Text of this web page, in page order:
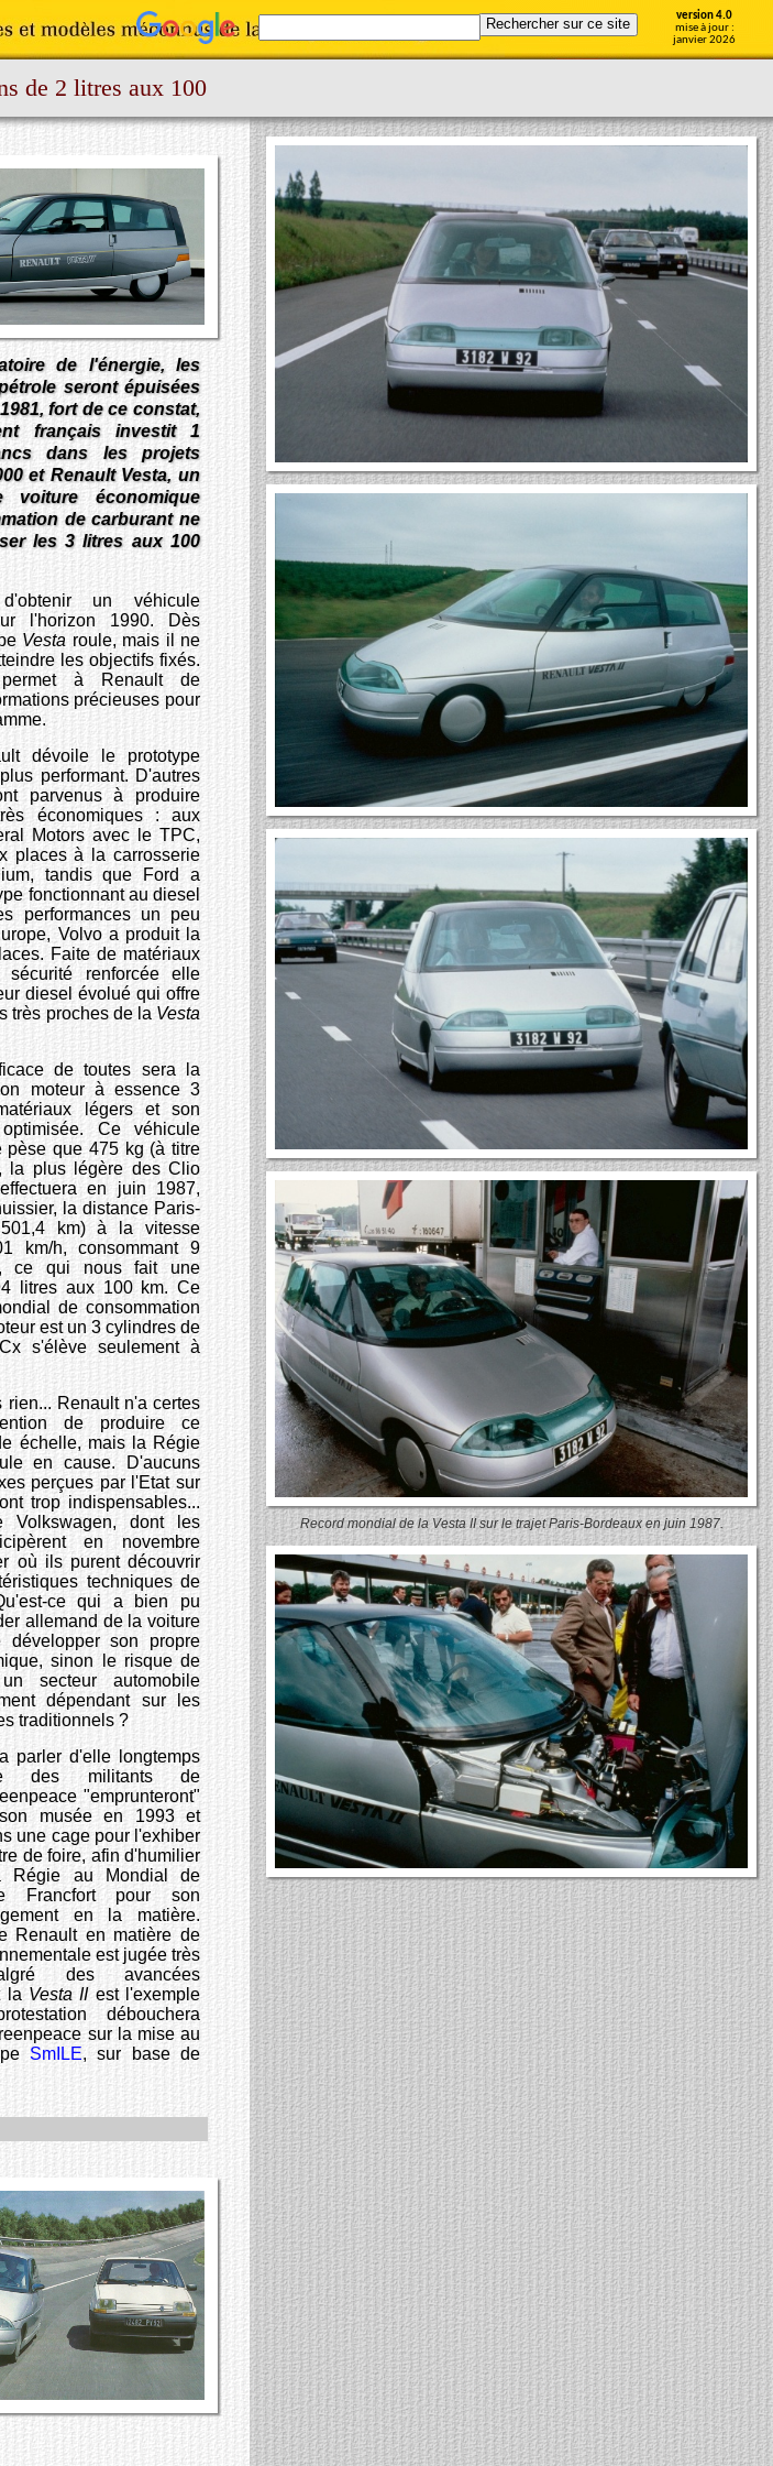
version 4.0
mise à jour :
janvier 2026
de 2 litres aux 100
de l'énergie, les
seront épuisées
fort de ce constat,
français investit 1
dans les projets
et Renault Vesta, un
voiture économique
de carburant ne
les 3 litres aux 100
un véhicule
l'horizon 1990. Dès
Vesta roule, mais il ne
les objectifs fixés.
à Renault de
précieuses pour
dévoile le prototype
performant. D'autres
parvenus à produire
économiques : aux
Motors avec le TPC,
places à la carrosserie
tandis que Ford a
fonctionnant au diesel
performances un peu
Volvo a produit la
Faite de matériaux
sécurité renforcée elle
diesel évolué qui offre
très proches de la Vesta
de toutes sera la
moteur à essence 3
légers et son
optimisée. Ce véhicule
pèse que 475 kg (à titre
la plus légère des Clio
en juin 1987,
la distance Paris-
km) à la vitesse
km/h, consommant 9
ce qui nous fait une
litres aux 100 km. Ce
de consommation
est un 3 cylindres de
s'élève seulement à
rien... Renault n'a certes
de produire ce
échelle, mais la Régie
en cause. D'aucuns
perçues par l'Etat sur
trop indispensables...
dont les
en novembre
où ils purent découvrir
techniques de
ce qui a bien pu
allemand de la voiture
son propre
sinon le risque de
secteur automobile
dépendant sur les
traditionnels ?
parler d'elle longtemps
des militants de
"emprunteront"
musée en 1993 et
une cage pour l'exhiber
de foire, afin d'humilier
Régie au Mondial de
Francfort pour son
en la matière.
Renault en matière de
est jugée très
des avancées
laVesta IIest l'exemple
débouchera
sur la mise au
SmILE, sur base de
Record mondial de la Vesta II sur le trajet Paris-Bordeaux en juin 1987.